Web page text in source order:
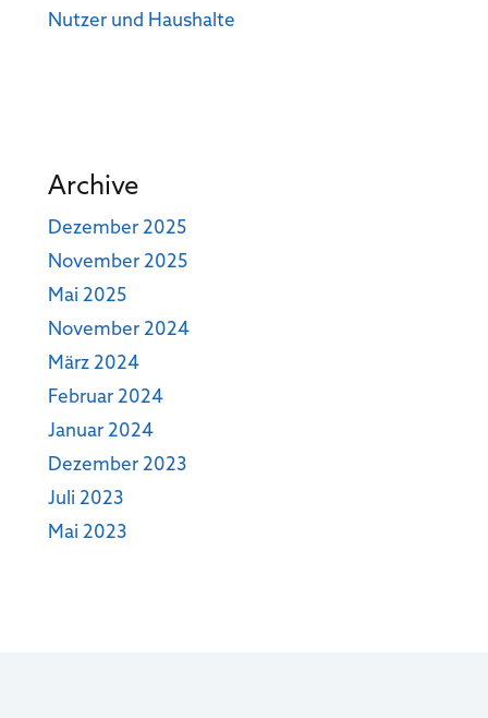
Nutzer und Haushalte
Archive
Dezember 2025
November 2025
Mai 2025
November 2024
März 2024
Februar 2024
Januar 2024
Dezember 2023
Juli 2023
Mai 2023